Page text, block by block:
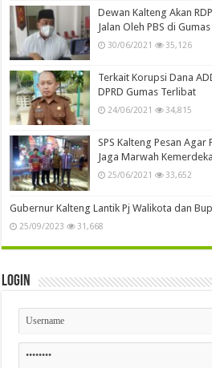
Dewan Kalteng Akan
Jalan Oleh PBS di Gumas
30/06/2021 35,126
Terkait Korupsi Dana
DPRD Gumas Terlibat
24/06/2021 34,815
SPS Kalteng Pesan Agar
Jaga Marwah
25/06/2021 33,652
Gubernur Kalteng Lantik Pj Walikota dan
25/09/2023 31,668
Login